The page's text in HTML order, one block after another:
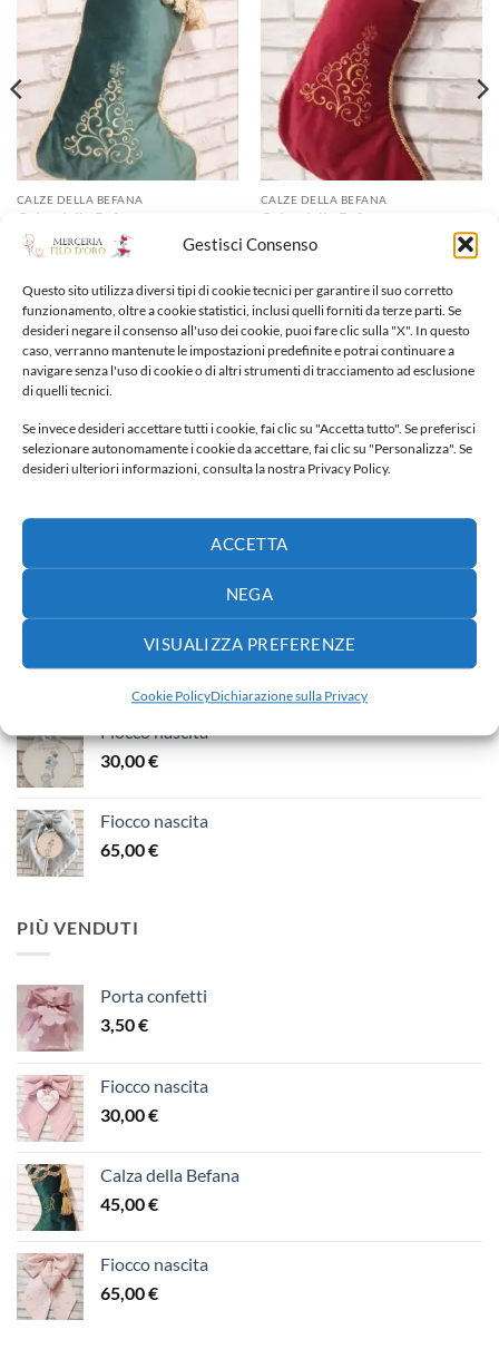
Gestisci Consenso
Questo sito utilizza diversi tipi di cookie tecnici per garantire il suo corretto
funzionamento, oltre a cookie statistici, inclusi quelli forniti da terze parti. Se
desideri negare il consenso all'uso dei cookie, puoi fare clic sulla "X". In questo
caso, verranno mantenute le impostazioni predefinite e potrai continuare a
navigare senza l'uso di cookie o di altri strumenti di tracciamento ad esclusione
di quelli tecnici.
Se invece desideri accettare tutti i cookie, fai clic su "Accetta tutto". Se preferisci
selezionare autonomamente i cookie da accettare, fai clic su "Personalizza". Se
desideri ulteriori informazioni, consulta la nostra Privacy Policy.
ACCETTA
NEGA
VISUALIZZA PREFERENZE
Cookie PolicyDichiarazione sulla Privacy
desideri
CALZE DELLA BEFANA
Calza della Befana
45,00€
Aggiungi alla lista dei
desideri
desideri
CALZE DELLA BEFANA
Calza della Befana
45,00€
Aggiungi alla lista dei
desideri
Fiocco nascita
40,00€
Fiocco nascita
30,00€
Fiocco nascita
65,00€
PIÙ VENDUTI
Porta confetti
3,50€
Fiocco nascita
30,00€
Calza della Befana
45,00€
Fiocco nascita
65,00€